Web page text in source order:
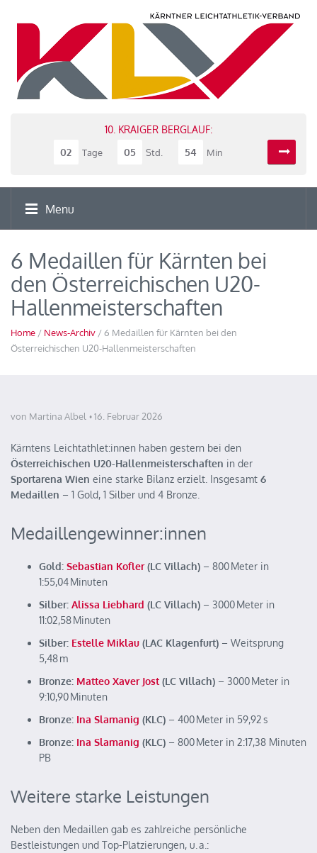
10. KRAIGER BERGLAUF:
02
Tage 05 Std. 54 Min
Menu
6 Medaillen für Kärnten bei
den Österreichischen U20-
Hallenmeisterschaften
Home / News-Archiv / 6 Medaillen für Kärnten bei den
Österreichischen U20-Hallenmeisterschaften
von Martina Albel 16. Februar 2026
Kärntens Leichtathlet:innen haben gestern bei den
Österreichischen U20-Hallenmeisterschaften in der
Sportarena Wien eine starke Bilanz erzielt. Insgesamt 6
Medaillen – 1 Gold, 1 Silber und 4 Bronze.
Medaillengewinner:innen
Gold: Sebastian Kofler(LC Villach) – 800 Meter in
1:55,04 Minuten
Silber: Alissa Liebhard (LC Villach) – 3000 Meter in
11:02,58 Minuten
Silber: Estelle Miklau (LAC Klagenfurt) – Weitsprung
5,48 m
Bronze: Matteo Xaver Jost (LC Villach) – 3000 Meter in
9:10,90 Minuten
Bronze: Ina Slamanig (KLC) – 400 Meter in 59,92 s
Bronze: Ina Slamanig (KLC) – 800 Meter in 2:17,38 Minuten
PB
Weitere starke Leistungen
Neben den Medaillen gab es zahlreiche persönliche
Bestleistungen und Top-Platzierungen, u. a.: